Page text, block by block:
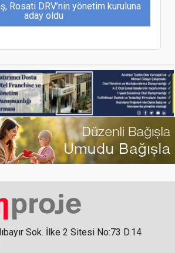
Rosati DRV’nin yönetim kuruluna
aday oldu
dijital dönüşümünü Hitit’le
operasyonlarına başladı
turistlerin en çok tercih ettiği
Sok. İlke 2 Sitesi No:73 D.14